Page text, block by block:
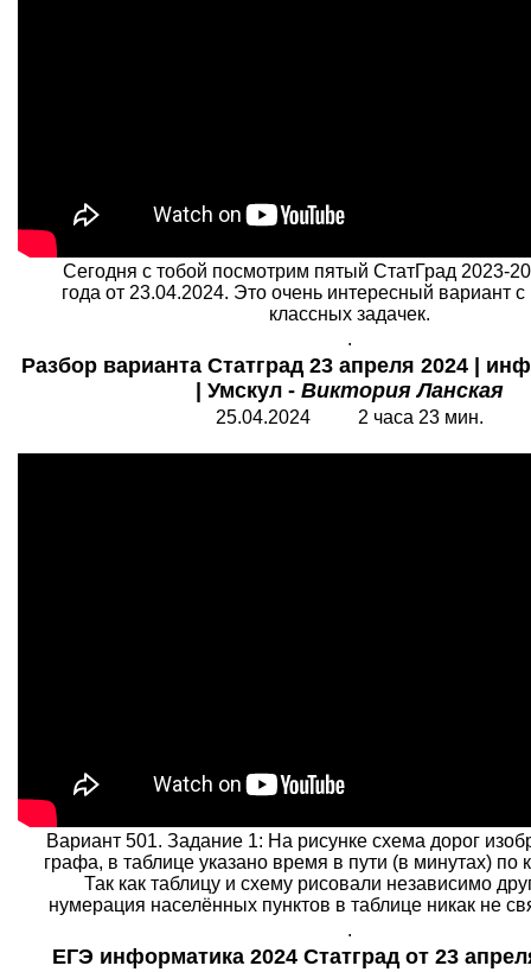
Сегодня с тобой посмотрим пятый СтатГрад 2023-
года от 23.04.2024. Это очень интересный вариант с
классных задачек.
.
Разбор варианта Статград 23 апреля 2024 |
| Умскул - Виктория Ланская
25.04.2024 2 часа 23 мин.
Вариант 501. Задание 1: На рисунке схема дорог
графа, в таблице указано время в пути (в минутах) по
Так как таблицу и схему рисовали независимо
нумерация населённых пунктов в таблице никак не
.
ЕГЭ информатика 2024 Статград от 23